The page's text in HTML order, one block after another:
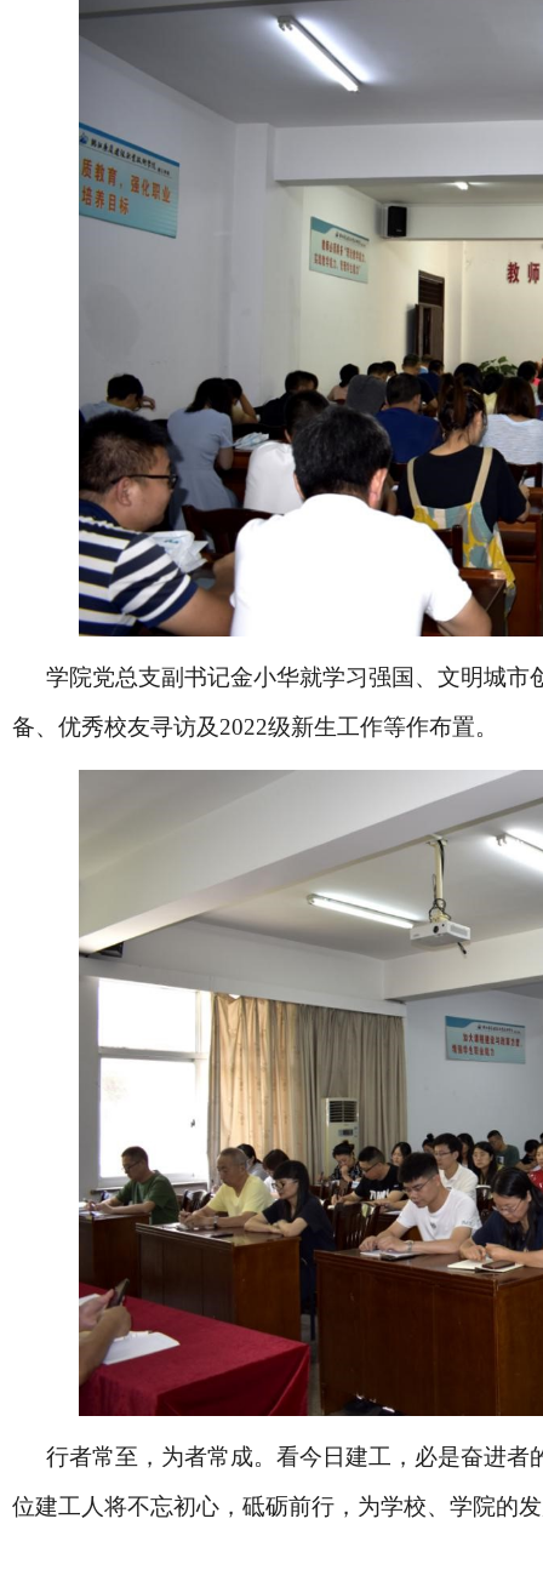
学院党总支副书记金小华就学习强国、文明城
备、优秀校友寻访及2022级新生工作等作布置。
行者常至，为者常成。看今日建工，必是奋进
位建工人将不忘初心，砥砺前行，为学校、学院的